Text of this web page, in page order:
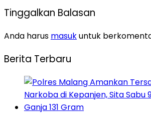
Tinggalkan Balasan
Anda harus masukuntuk
Berita Terbaru